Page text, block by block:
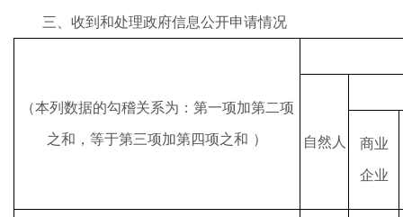
三、收到和处理政府信息公开申请情况
（本列数据的勾稽关系为：第一项加第二项
之和，等于第三项加第四项之和 ）
自然人
商业
企业